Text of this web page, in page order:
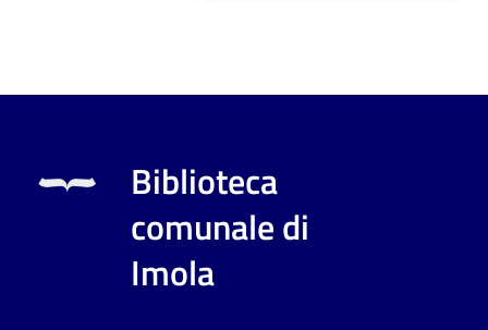
Biblioteca
comunale di
Imola